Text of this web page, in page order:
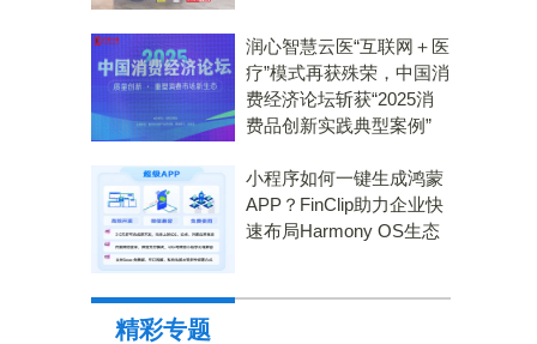
润心智慧云医“互联网＋医
疗”模式再获殊荣，中国消
费经济论坛斩获“2025消
费品创新实践典型案例”
小程序如何一键生成鸿蒙
APP？FinClip助力企业快
速布局Harmony OS生态
精彩专题